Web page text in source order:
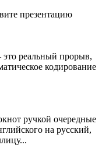
презентацию
реальный прорыв,
кодирование
ручкой очередные
на русский,